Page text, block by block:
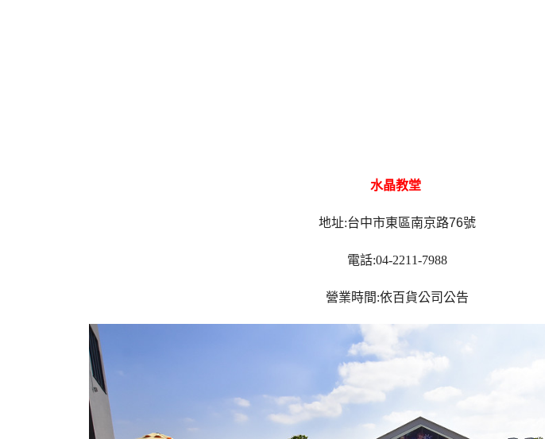
水晶教堂
地址:台中市東區南京路76號
電話:04-2211-7988
營業時間:依百貨公司公告